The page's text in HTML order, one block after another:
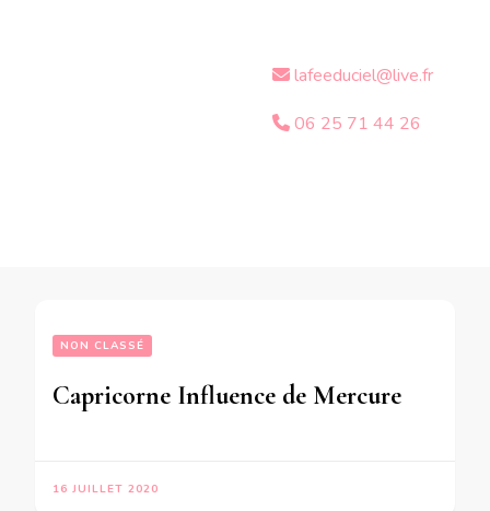
lafeeduciel@live.fr
06 25 71 44 26
NON CLASSÉ
16 JUILLET 2020